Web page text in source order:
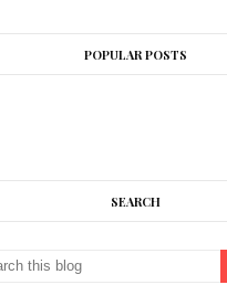
POPULAR POSTS
SEARCH